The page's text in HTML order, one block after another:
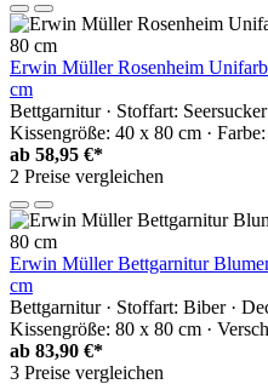
Erwin Müller Rosenheim
cm
Bettgarnitur · Stoffart:
Kissengröße: 40 x 80 cm ·
ab 58,95 €*
2 Preise vergleichen
Erwin Müller Bettgarnitur
cm
Bettgarnitur · Stoffart: Biber ·
Kissengröße: 80 x 80 cm ·
ab 83,90 €*
3 Preise vergleichen